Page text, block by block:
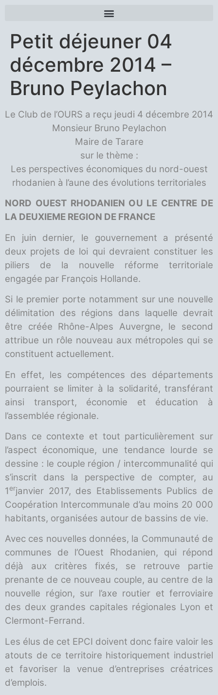
Petit déjeuner 04
décembre 2014 –
Bruno Peylachon
Le Club de l’OURS a reçu jeudi 4 décembre 2014
Monsieur Bruno Peylachon
Maire de Tarare
sur le thème :
Les perspectives économiques du nord-ouest
rhodanien à l’aune des évolutions territoriales
NORD OUEST RHODANIEN OU LE CENTRE DE
LA DEUXIEME REGION DE FRANCE
En juin dernier, le gouvernement a présenté
deux projets de loi qui devraient constituer les
piliers de la nouvelle réforme territoriale
engagée par François Hollande.
Si le premier porte notamment sur une nouvelle
délimitation des régions dans laquelle devrait
être créée Rhône-Alpes Auvergne, le second
attribue un rôle nouveau aux métropoles qui se
constituent actuellement.
En effet, les compétences des départements
pourraient se limiter à la solidarité, transférant
ainsi transport, économie et éducation à
l’assemblée régionale.
Dans ce contexte et tout particulièrement sur
l’aspect économique, une tendance lourde se
dessine : le couple région / intercommunalité qui
s’inscrit dans la perspective de compter, au
1erjanvier 2017, des Etablissements Publics de
Coopération Intercommunale d’au moins 20 000
habitants, organisées autour de bassins de vie.
Avec ces nouvelles données, la Communauté de
communes de l’Ouest Rhodanien, qui répond
déjà aux critères fixés, se retrouve partie
prenante de ce nouveau couple, au centre de la
nouvelle région, sur l’axe routier et ferroviaire
des deux grandes capitales régionales Lyon et
Clermont-Ferrand.
Les élus de cet EPCI doivent donc faire valoir les
atouts de ce territoire historiquement industriel
et favoriser la venue d’entreprises créatrices
d’emplois.